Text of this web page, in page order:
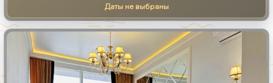
Даты не выбраны